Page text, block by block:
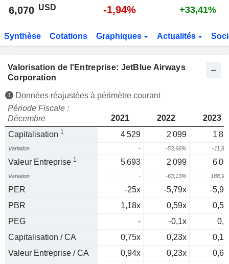
6,070 USD -1,94% +33,41%
Synthèse Cotations Graphiques Actualités
Valorisation de l'Entreprise: JetBlue Airways
Corporation
Données réajustées à périmètre courant
Période Fiscale :
Décembre
2021 2022
2023
Capitalisation 1 4 529 2 099 1
Variation - -53,66% -
Valeur Entreprise 1 5 693 2 099 6
Variation - -63,13%
PER -25x -5,79x
-
PBR
1,18x 0,59x
PEG
- -0,1x
Capitalisation / CA
0,75x 0,23x
Valeur Entreprise / CA
0,94x 0,23x